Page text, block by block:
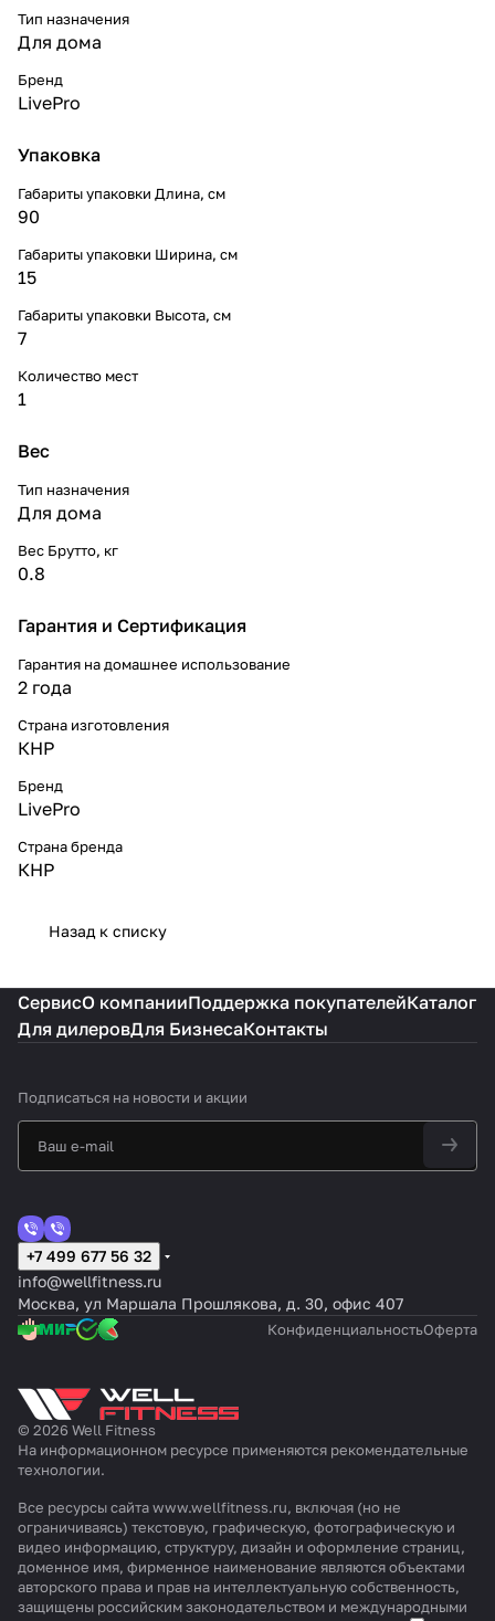
Тип назначения
Для дома
Бренд
LivePro
Упаковка
Габариты упаковки Длина, см
90
Габариты упаковки Ширина, см
15
Габариты упаковки Высота, см
7
Количество мест
1
Вес
Тип назначения
Для дома
Вес Брутто, кг
0.8
Гарантия и Сертификация
Гарантия на домашнее использование
2 года
Страна изготовления
КНР
Бренд
LivePro
Страна бренда
КНР
Назад к списку
СервисО компанииПоддержка покупателейКаталог
Для дилеровДля БизнесаКонтакты
Подписаться на новости и акции
+7 499 677 56 32
info@wellfitness.ru
Москва, ул Маршала Прошлякова, д. 30, офис 407
КонфиденциальностьОферта
© 2026 Well Fitness
На информационном ресурсе применяются рекомендательные
технологии.
Все ресурсы сайта www.wellfitness.ru, включая (но не
ограничиваясь) текстовую, графическую, фотографическую и
видео информацию, структуру, дизайн и оформление страниц,
доменное имя, фирменное наименование являются объектами
авторского права и прав на интеллектуальную собственность,
защищены российским законодательством и международными